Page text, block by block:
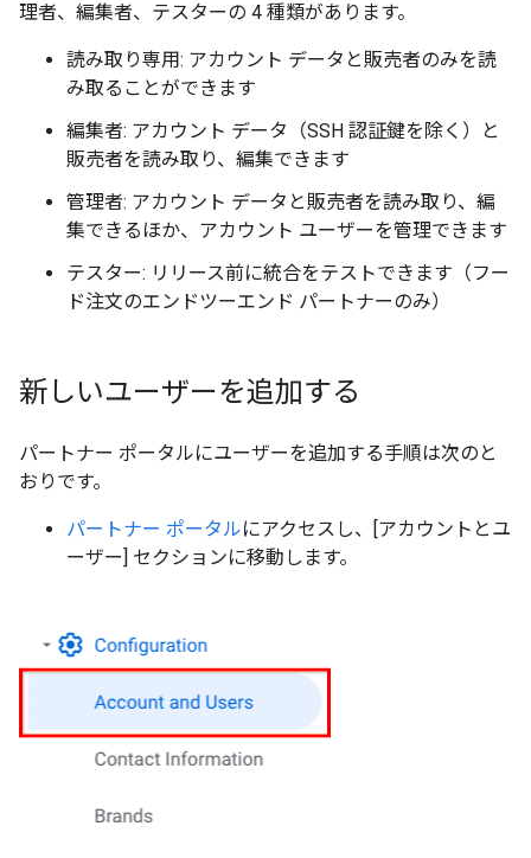
理者、編集者、テスターの 4 種類があります。
読み取り専用: アカウント データと販売者のみを読
み取ることができます
編集者: アカウント データ（SSH 認証鍵を除く）と
販売者を読み取り、編集できます
管理者: アカウント データと販売者を読み取り、編
集できるほか、アカウント ユーザーを管理できます
テスター: リリース前に統合をテストできます（フー
ド注文のエンドツーエンド パートナーのみ）
新しいユーザーを追加する
パートナー ポータルにユーザーを追加する手順は次のと
おりです。
パートナー ポータルにアクセスし、[アカウントとユ
ーザー] セクションに移動します。